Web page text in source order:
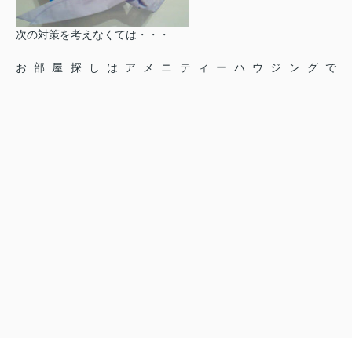
次の対策を考えなくては・・・
お部屋探しはアメニティーハウジングで